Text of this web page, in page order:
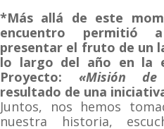
*Más allá de este
encuentro permitió
presentar el fruto de un
lo largo del año en la
Proyecto: «Misión de
resultado de una
Juntos, nos hemos
nuestra historia,